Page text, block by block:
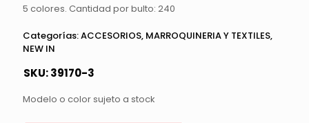
5 colores. Cantidad por bulto: 240
Categorías:ACCESORIOS, MARROQUINERIA Y TEXTILES,
NEW IN
SKU:39170-3
Modelo o color sujeto a stock